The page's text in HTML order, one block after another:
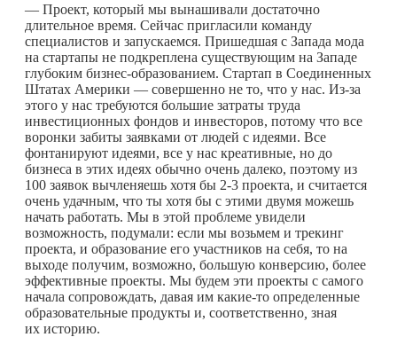
— Проект, который мы вынашивали достаточно
длительное время. Сейчас пригласили команду
специалистов и запускаемся. Пришедшая с Запада мода
на стартапы не подкреплена существующим на Западе
глубоким бизнес-образованием. Стартап в Соединенных
Штатах Америки — совершенно не то, что у нас. Из-за
этого у нас требуются большие затраты труда
инвестиционных фондов и инвесторов, потому что все
воронки забиты заявками от людей с идеями. Все
фонтанируют идеями, все у нас креативные, но до
бизнеса в этих идеях обычно очень далеко, поэтому из
100 заявок вычленяешь хотя бы 2-3 проекта, и считается
очень удачным, что ты хотя бы с этими двумя можешь
начать работать. Мы в этой проблеме увидели
возможность, подумали: если мы возьмем и трекинг
проекта, и образование его участников на себя, то на
выходе получим, возможно, большую конверсию, более
эффективные проекты. Мы будем эти проекты с самого
начала сопровождать, давая им какие-то определенные
образовательные продукты и, соответственно зная
их историю.